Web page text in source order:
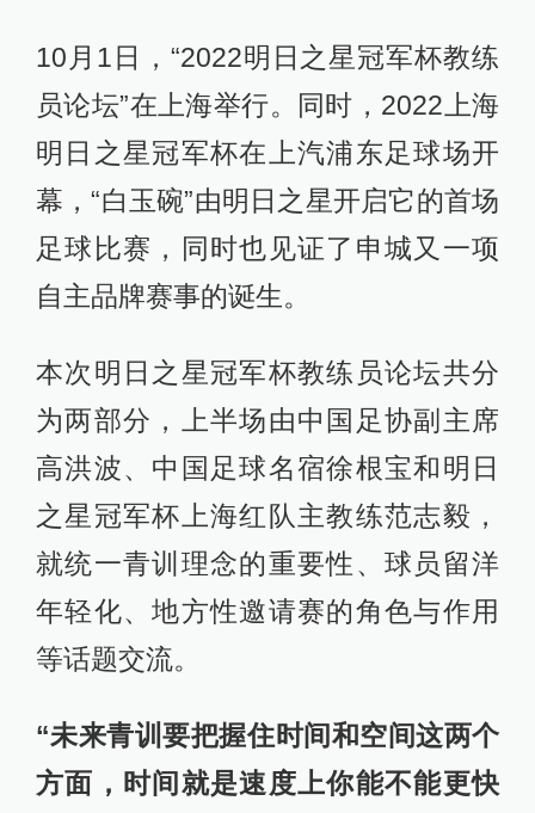
10月1日，“2022明日之星冠军杯教练
员论坛”在上海举行。同时，2022上海
明日之星冠军杯在上汽浦东足球场开
幕，“白玉碗”由明日之星开启它的首场
足球比赛，同时也见证了申城又一项
自主品牌赛事的诞生。
本次明日之星冠军杯教练员论坛共分
为两部分，上半场由中国足协副主席
高洪波、中国足球名宿徐根宝和明日
之星冠军杯上海红队主教练范志毅，
就统一青训理念的重要性、球员留洋
年轻化、地方性邀请赛的角色与作用
等话题交流。
“未来青训要把握住时间和空间这两个
方面，时间就是速度上你能不能更快